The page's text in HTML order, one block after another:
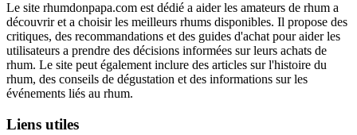
Le site rhumdonpapa.com est dédié a aider les amateurs de rhum a
découvrir et a choisir les meilleurs rhums disponibles. Il propose des
critiques, des recommandations et des guides d'achat pour aider les
utilisateurs a prendre des décisions informées sur leurs achats de
rhum. Le site peut également inclure des articles sur l'histoire du
rhum, des conseils de dégustation et des informations sur les
événements liés au rhum.
Liens utiles